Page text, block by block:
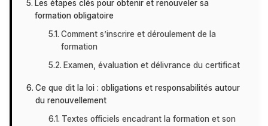
Les étapes clés pour obtenir et renouveler sa
formation obligatoire
Comment s’inscrire et déroulement de la
formation
Examen, évaluation et délivrance du certificat
Ce que dit la loi : obligations et responsabilités autour
du renouvellement
Textes officiels encadrant la formation et son